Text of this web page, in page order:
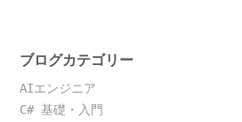
ブログカテゴリー
AIエンジニア
C# 基礎・入門